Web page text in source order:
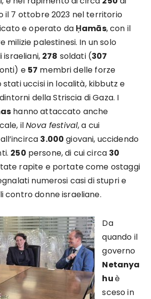
il 7 ottobre 2023 nel territorio
e operato da Ḥamās, con il
milizie palestinesi. In un solo
israeliani, 278 soldati (307
e 57 membri delle forze
stati uccisi in località, kibbutz e
della Striscia di Gaza. I
hanno attaccato anche
ilNova festival, a cui
3.000 giovani, uccidendo
250 persone, di cui circa 30
rapite e portate come ostaggi
numerosi casi di stupri e
contro donne israeliane.
Da
quando il
governo
Netanya
huè
sceso in